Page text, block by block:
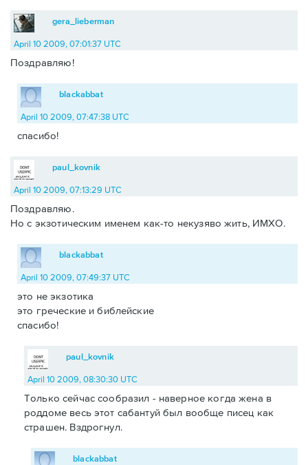
gera_lieberman
April 10 2009, 07:01:37 UTC
Поздравляю!
blackabbat
April 10 2009, 07:47:38 UTC
спасибо!
paul_kovnik
April 10 2009, 07:13:29 UTC
Поздравляю.
Но с экзотическим именем как-то некузяво жить, ИМХО.
blackabbat
April 10 2009, 07:49:37 UTC
это не экзотика
это греческие и библейские
спасибо!
paul_kovnik
April 10 2009, 08:30:30 UTC
Только сейчас сообразил - наверное когда жена в
роддоме весь этот сабантуй был вообще писец как
страшен. Вздрогнул.
blackabbat